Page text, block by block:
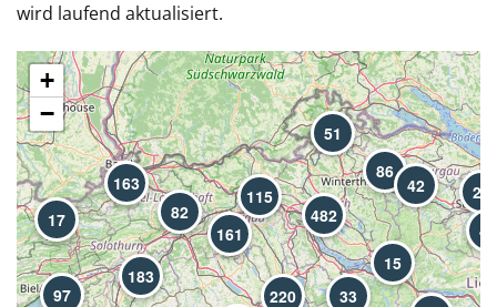
wird laufend aktualisiert.
47
29
42
86
51
15
482
33
220
115
161
82
163
183
17
97
+
−